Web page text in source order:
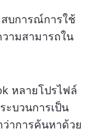
สบการณ์การใช้
ามสามารถใน
หลายโปรไฟล์
ะบวนการเป็น
าการค้นหาด้วย